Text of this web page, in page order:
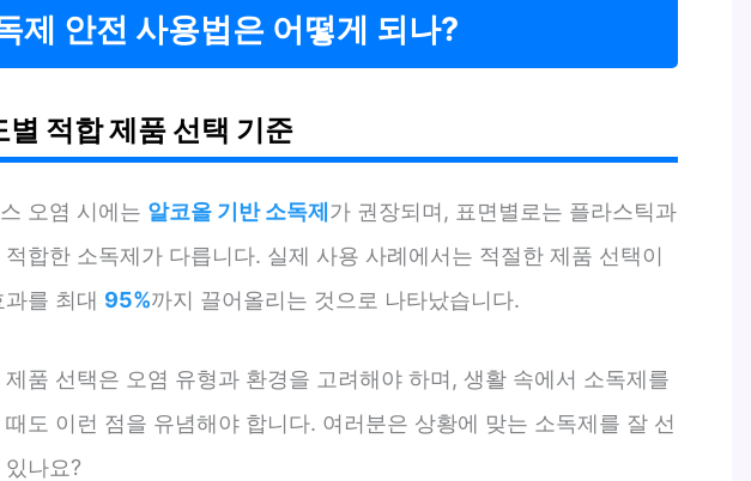
제 안전 사용법은 어떻게 되나?
별 적합 제품 선택 기준
오염 시에는 알코올 기반 소독제 가 권장되며, 표면별로는 플라스틱과
적합한 소독제가 다릅니다. 실제 사용 사례에서는 적절한 제품 선택이
를 최대 95%까지 끌어올리는 것으로 나타났습니다.
제품 선택은 오염 유형과 환경을 고려해야 하며, 생활 속에서 소독제를
때도 이런 점을 유념해야 합니다. 여러분은 상황에 맞는 소독제를 잘 선
나요?